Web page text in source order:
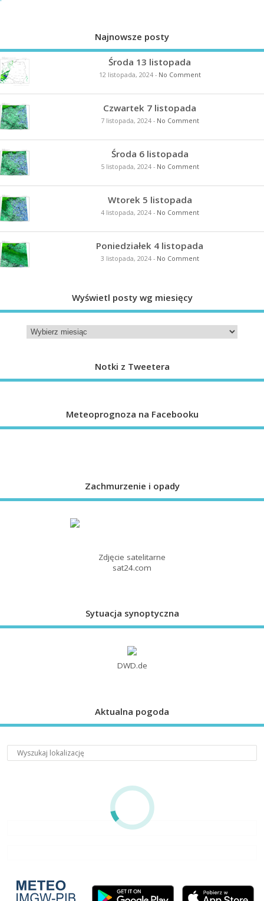
Najnowsze posty
Środa 13 listopada
12 listopada, 2024- No Comment
Czwartek 7 listopada
7 listopada, 2024- No Comment
Środa 6 listopada
5 listopada, 2024- No Comment
Wtorek 5 listopada
4 listopada, 2024- No Comment
Poniedziałek 4 listopada
3 listopada, 2024- No Comment
Wyświetl posty wg miesięcy
Notki z Tweetera
Meteoprognoza na Facebooku
Zachmurzenie i opady
Zdjęcie satelitarne
sat24.com
Sytuacja synoptyczna
DWD.de
Aktualna pogoda